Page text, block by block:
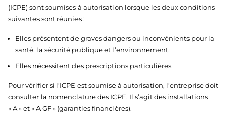
(ICPE) sont soumises à autorisation lorsque les deux conditions
suivantes sont réunies :
Elles présentent de graves dangers ou inconvénients pour la
santé, la sécurité publique et l’environnement.
Elles nécessitent des prescriptions particulières.
Pour vérifier si l’ICPE est soumise à autorisation, l’entreprise doit
consulter la nomenclature des ICPE. Il s’agit des installations
« A » et « A GF » (garanties financières).